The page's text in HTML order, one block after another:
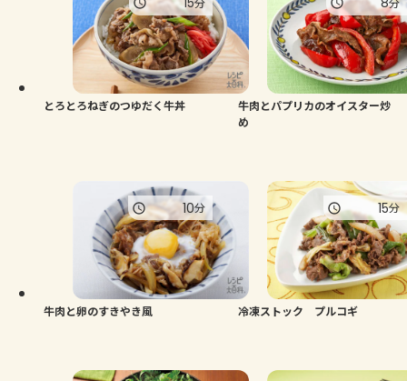
とろとろねぎのつゆだく牛丼
牛肉とパプリカのオイスター炒
め
牛肉と卵のすきやき風
10分
冷凍ストック プルコギ
15分